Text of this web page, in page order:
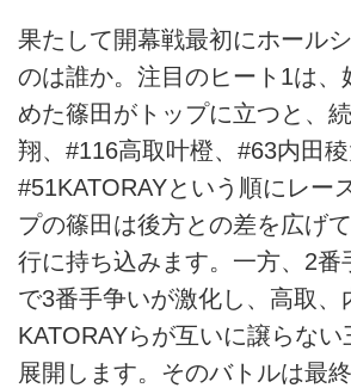
果たして開幕戦最初にホール
のは誰か。注目のヒート1は、
めた篠田がトップに立つと、
翔、#116高取叶橙、#63内田稜
#51KATORAYという順にレー
プの篠田は後方との差を広げ
行に持ち込みます。一方、2番
で3番手争いが激化し、高取、
KATORAYらが互いに譲らな
展開します。そのバトルは最